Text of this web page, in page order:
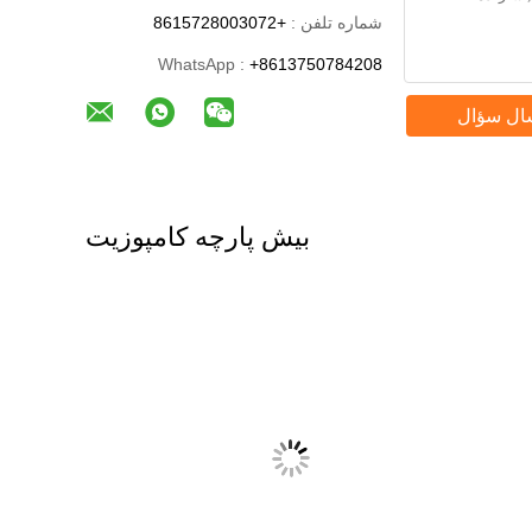
شماره تلفن : +8615728003072
WhatsApp : +8613750784208
سؤال
بیش پارچه کامپوزیت